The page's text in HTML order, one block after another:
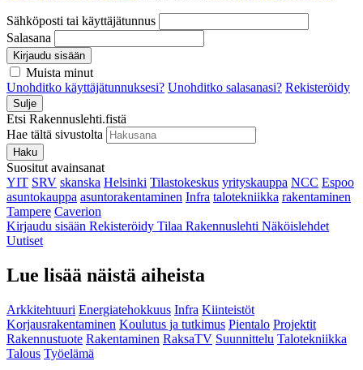
Sähköposti tai käyttäjätunnus
Salasana
Kirjaudu sisään
Muista minut
Unohditko käyttäjätunnuksesi? Unohditko salasanasi? Rekisteröidy
Sulje
Etsi Rakennuslehti.fistä
Hae tältä sivustolta
Haku
Suositut avainsanat
YIT SRV skanska Helsinki Tilastokeskus yrityskauppa NCC Espoo
asuntokauppa asuntorakentaminen Infra talotekniikka rakentaminen
Tampere Caverion
Kirjaudu sisään Rekisteröidy Tilaa Rakennuslehti Näköislehdet
Uutiset
Lue lisää näistä aiheista
Arkkitehtuuri Energiatehokkuus Infra Kiinteistöt
Korjausrakentaminen Koulutus ja tutkimus Pientalo Projektit
Rakennustuote Rakentaminen RaksaTV Suunnittelu Talotekniikka
Talous Työelämä